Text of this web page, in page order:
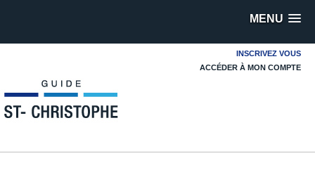
MENU
INSCRIVEZ VOUS
ACCÉDER À MON COMPTE